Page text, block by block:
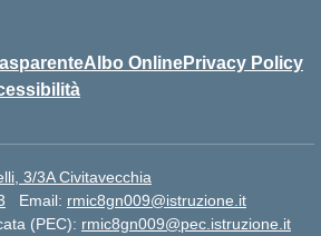
Albo OnlinePrivacy Policy
3/3A Civitavecchia
Email: rmic8gn009@istruzione.it
(PEC): rmic8gn009@pec.istruzione.it